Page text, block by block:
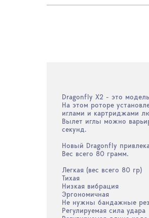
Dragonfly X2 - это
На этом роторе
иглами и картриджами
Вылет иглы можно
секунд.
Новый Dragonfly
Вес всего 80 грамм.
Легкая (вес всего 80 гр)
Тихая
Низкая вибрация
Эргономичная
Не нужны бандажные
Регулируемая сила удара